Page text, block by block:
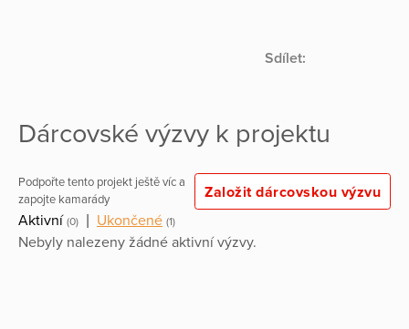
Sdílet:
Dárcovské výzvy k projektu
Podpořte tento projekt ještě víc a
zapojte kamarády
Založit dárcovskou výzvu
Aktivní (0) Ukončené (1)
Nebyly nalezeny žádné aktivní výzvy.